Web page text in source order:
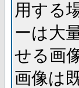
用する
ーは大
せる画
画像は